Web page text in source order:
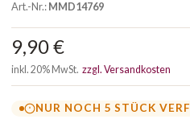
Art.-Nr.:MMD14769
9,90 €
inkl. 20% MwSt. zzgl. Versandkosten
NUR NOCH 5 STÜCK